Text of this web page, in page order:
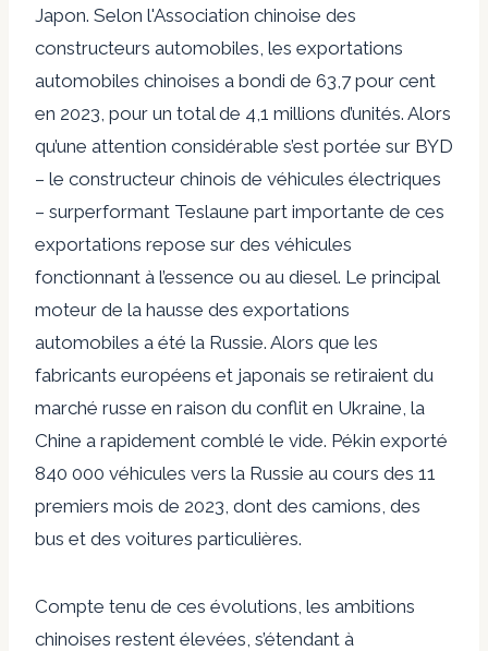
Japon. Selon l'Association chinoise des
constructeurs automobiles, les exportations
automobiles chinoises a bondi de 63,7 pour cent
en 2023, pour un total de 4,1 millions d’unités. Alors
qu’une attention considérable s’est portée sur BYD
– le constructeur chinois de véhicules électriques
– surperformant Teslaune part importante de ces
exportations repose sur des véhicules
fonctionnant à l’essence ou au diesel. Le principal
moteur de la hausse des exportations
automobiles a été la Russie. Alors que les
fabricants européens et japonais se retiraient du
marché russe en raison du conflit en Ukraine, la
Chine a rapidement comblé le vide. Pékin exporté
840 000 véhicules vers la Russie au cours des 11
premiers mois de 2023, dont des camions, des
bus et des voitures particulières.
Compte tenu de ces évolutions, les ambitions
chinoises restent élevées, s’étendant à